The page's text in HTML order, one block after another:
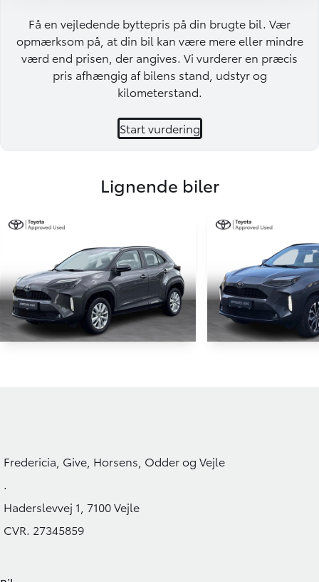
Få en vejledende byttepris på din brugte bil. Vær
opmærksom på, at din bil kan være mere eller mindre
værd end prisen, der angives. Vi vurderer en præcis
pris afhængig af bilens stand, udstyr og
kilometerstand.
Start vurdering
Lignende biler
KONTANT 239.900 KR. KONTANT
Fredericia, Give, Horsens, Odder og Vejle
.
Haderslevvej 1, 7100 Vejle
CVR. 27345859